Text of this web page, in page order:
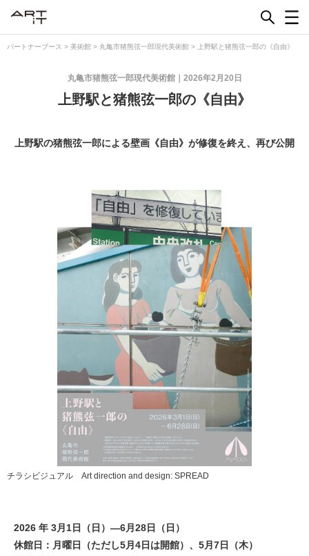
パートナーブース > 美術館 > 丸亀市猪熊弦一郎現代美術館 > 上野駅と猪熊弦一郎の《自由》
2026年2月20日
丸亀市猪熊弦一郎現代美術館
上野駅と猪熊弦一郎の《自由》
上野駅の猪熊弦一郎による壁画《自由》が修復を終え、再び公開
チラシビジュアル Art direction and design: SPREAD
2026 年 3月1日（日）―6月28日（日）
休館日：月曜日（ただし5月4日は開館）、5月7日（木）